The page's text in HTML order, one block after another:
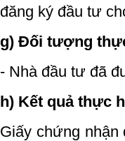
đăng ký đầu tư
g) Đối tượng
- Nhà đầu tư đã
h) Kết quả thực
Giấy chứng nhận